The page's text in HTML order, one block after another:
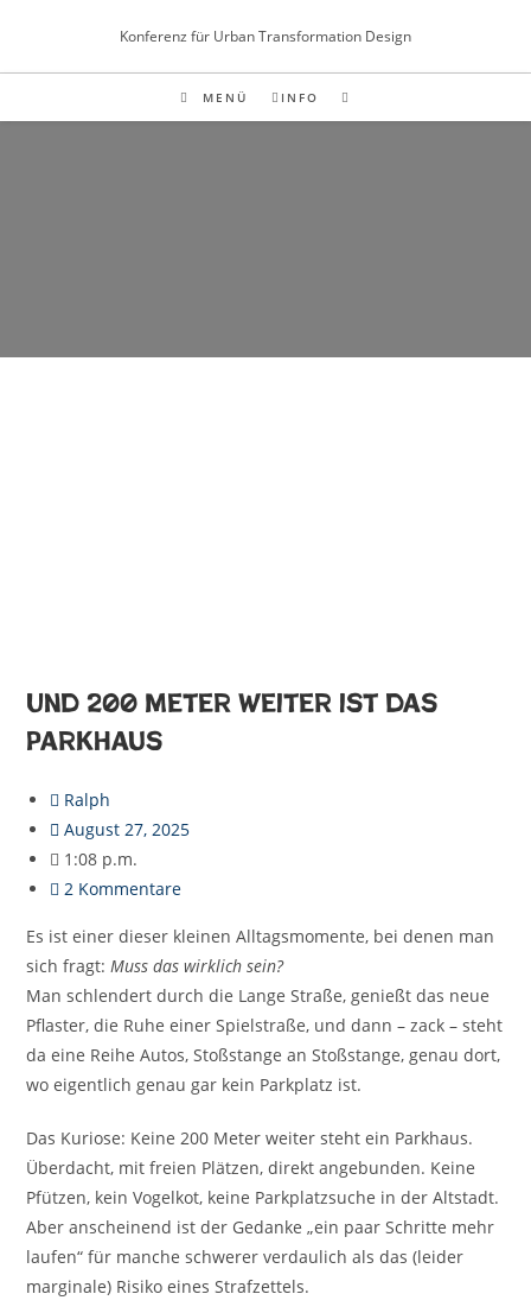
springen
Konferenz für Urban Transformation Design
MENÜ INFO
Und 200 Meter weiter ist das
Parkhaus
Ralph
August 27, 2025
1:08 p.m.
2 Kommentare
Es ist einer dieser kleinen Alltagsmomente, bei denen man
sich fragt:Muss das wirklich sein?
Man schlendert durch die Lange Straße, genießt das neue
Pflaster, die Ruhe einer Spielstraße, und dann – zack – steht
da eine Reihe Autos, Stoßstange an Stoßstange, genau dort,
wo eigentlich genau gar kein Parkplatz ist.
Das Kuriose: Keine 200 Meter weiter steht ein Parkhaus.
Überdacht, mit freien Plätzen, direkt angebunden. Keine
Pfützen, kein Vogelkot, keine Parkplatzsuche in der Altstadt.
Aber anscheinend ist der Gedanke „ein paar Schritte mehr
laufen“ für manche schwerer verdaulich als das (leider
marginale) Risiko eines Strafzettels.